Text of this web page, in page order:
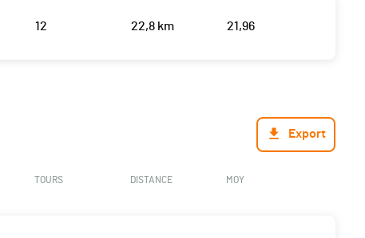
12 22,8 km 21,96
Export
TOURS DISTANCE MOY